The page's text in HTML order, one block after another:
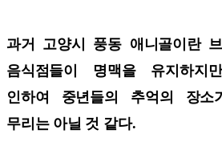
과거 고양시 풍동 애니골이란
음식점들이 명맥을 유지하지
인하여 중년들의 추억의 장소
무리는 아닐 것 같다.